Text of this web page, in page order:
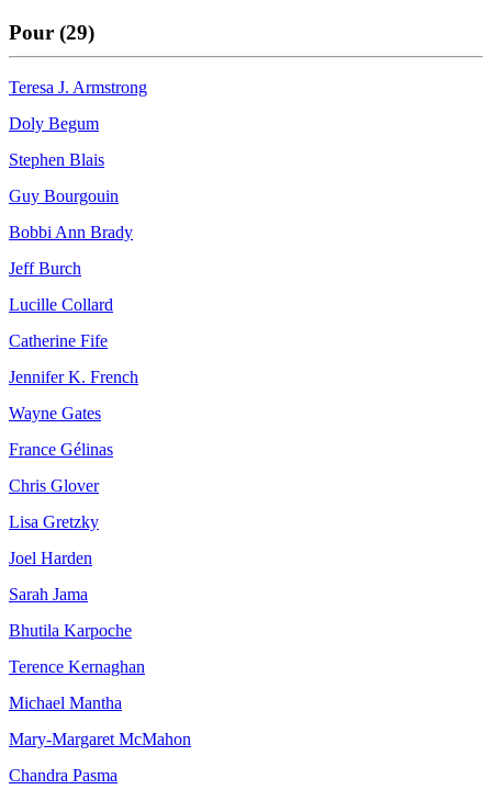
Pour (29)
Teresa J. Armstrong
Doly Begum
Stephen Blais
Guy Bourgouin
Bobbi Ann Brady
Jeff Burch
Lucille Collard
Catherine Fife
Jennifer K. French
Wayne Gates
France Gélinas
Chris Glover
Lisa Gretzky
Joel Harden
Sarah Jama
Bhutila Karpoche
Terence Kernaghan
Michael Mantha
Mary-Margaret McMahon
Chandra Pasma